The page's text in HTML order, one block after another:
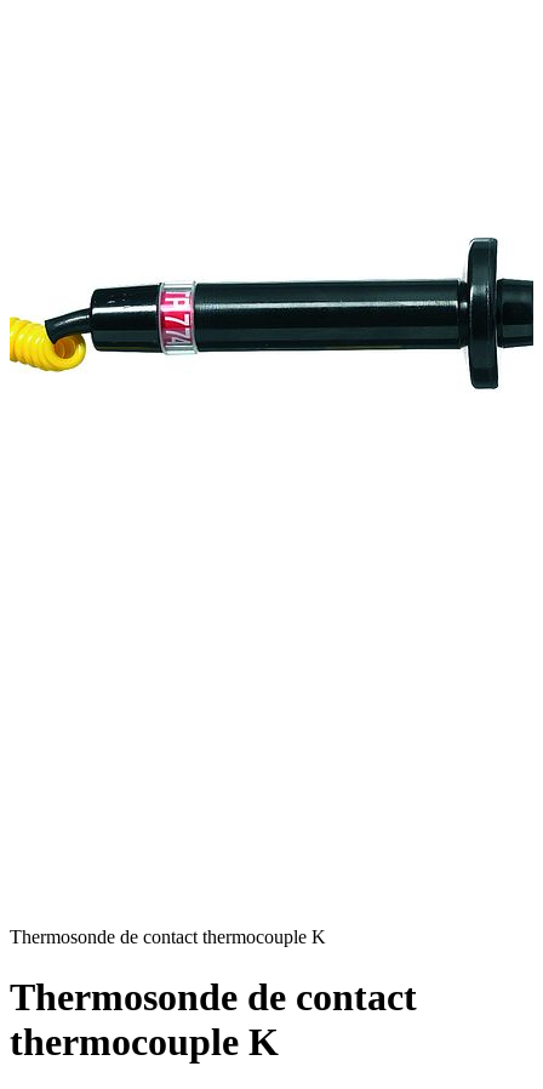
Thermosonde de contact thermocouple K
Thermosonde de contact
thermocouple K